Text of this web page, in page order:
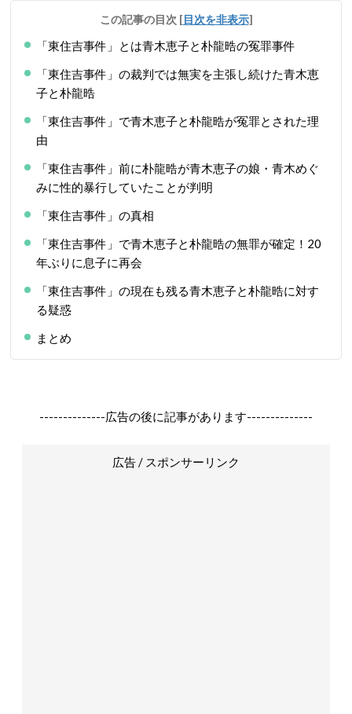
この記事の目次 [目次を非表示]
「東住吉事件」とは青木恵子と朴龍晧の冤罪事件
「東住吉事件」の裁判では無実を主張し続けた青木恵
子と朴龍晧
「東住吉事件」で青木恵子と朴龍晧が冤罪とされた理
由
「東住吉事件」前に朴龍晧が青木恵子の娘・青木めぐ
みに性的暴行していたことが判明
「東住吉事件」の真相
「東住吉事件」で青木恵子と朴龍晧の無罪が確定！20
年ぶりに息子に再会
「東住吉事件」の現在も残る青木恵子と朴龍晧に対す
る疑惑
まとめ
--------------広告の後に記事があります--------------
広告 / スポンサーリンク